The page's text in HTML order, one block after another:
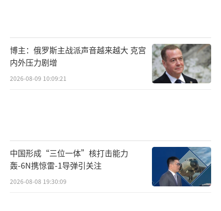
博主：俄罗斯主战派声音越来越大 克宫
内外压力剧增
2026-08-09 10:09:21
中国形成“三位一体”核打击能力
轰-6N携惊雷-1导弹引关注
2026-08-08 19:30:09